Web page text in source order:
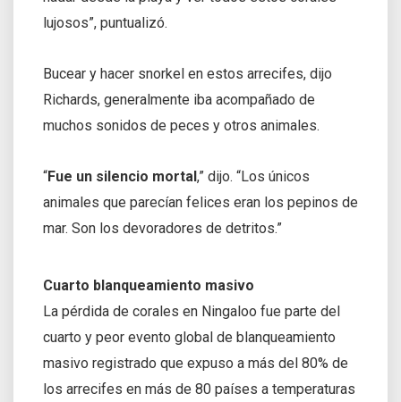
lujosos”, puntualizó.
Bucear y hacer snorkel en estos arrecifes, dijo
Richards, generalmente iba acompañado de
muchos sonidos de peces y otros animales.
“Fue un silencio mortal,” dijo. “Los únicos
animales que parecían felices eran los pepinos de
mar. Son los devoradores de detritos.”
Cuarto blanqueamiento masivo
La pérdida de corales en Ningaloo fue parte del
cuarto y peor evento global de blanqueamiento
masivo registrado que expuso a más del 80% de
los arrecifes en más de 80 países a temperaturas